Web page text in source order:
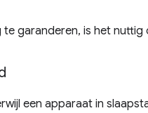
garanderen, is het nuttig
een apparaat in